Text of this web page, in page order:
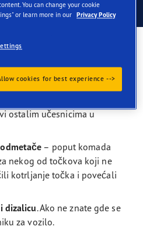
probušenih guma
pravca
o putevima u vašoj
ostalim učesnicima u
– poput komada
nekog od točkova koji ne
kotrljanje točka i povećali
dizalicu. Ako ne znate gde se
za vozilo.
You can change your cookie
or learn more in our Privacy Policy
cookies for best experience -->